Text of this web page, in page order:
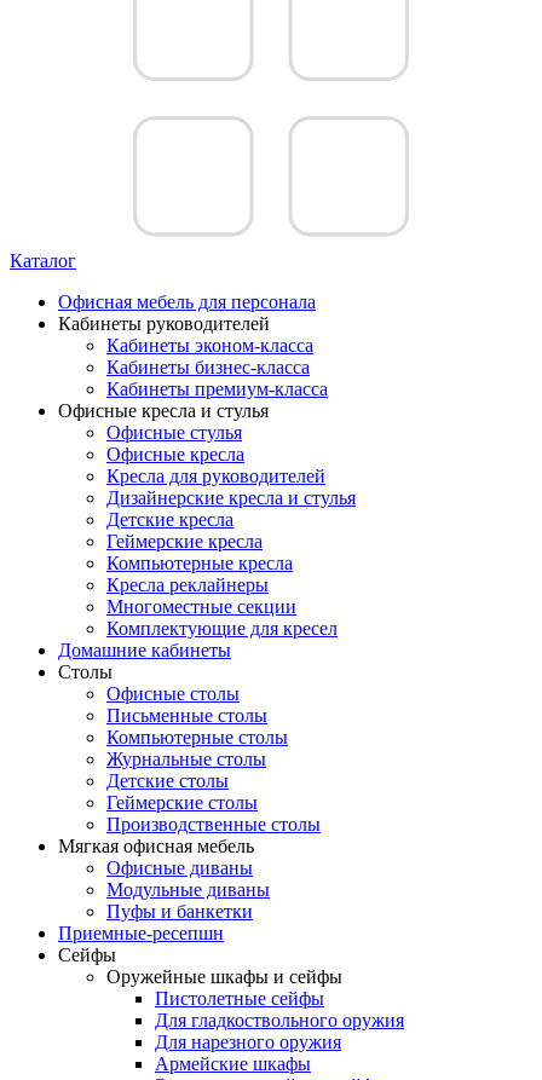
Каталог
Офисная мебель для персонала
Кабинеты руководителей
Кабинеты эконом-класса
Кабинеты бизнес-класса
Кабинеты премиум-класса
Офисные кресла и стулья
Офисные стулья
Офисные кресла
Кресла для руководителей
Дизайнерские кресла и стулья
Детские кресла
Геймерские кресла
Компьютерные кресла
Кресла реклайнеры
Многоместные секции
Комплектующие для кресел
Домашние кабинеты
Столы
Офисные столы
Письменные столы
Компьютерные столы
Журнальные столы
Детские столы
Геймерские столы
Производственные столы
Мягкая офисная мебель
Офисные диваны
Модульные диваны
Пуфы и банкетки
Приемные-ресепшн
Сейфы
Оружейные шкафы и сейфы
Пистолетные сейфы
Для гладкоствольного оружия
Для нарезного оружия
Армейские шкафы